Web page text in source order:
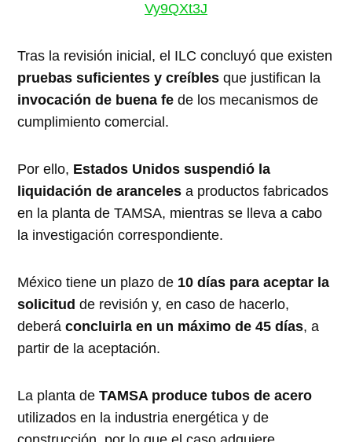
Vy9QXt3J
Tras la revisión inicial, el ILC concluyó que existen
pruebas suficientes y creíbles que justifican la
invocación de buena fe de los mecanismos de
cumplimiento comercial.
Por ello, Estados Unidos suspendió la
liquidación de aranceles a productos fabricados
en la planta de TAMSA, mientras se lleva a cabo
la investigación correspondiente.
México tiene un plazo de 10 días para aceptar la
solicitud de revisión y, en caso de hacerlo,
deberáconcluirla en un máximo de 45 días, a
partir de la aceptación.
La planta deTAMSA produce tubos de acero
utilizados en la industria energética y de